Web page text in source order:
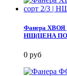
Фанера ХВОЯ |
НШ(ЦЕНА ПО
0 руб